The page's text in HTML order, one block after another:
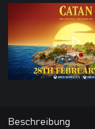
Beschreibung